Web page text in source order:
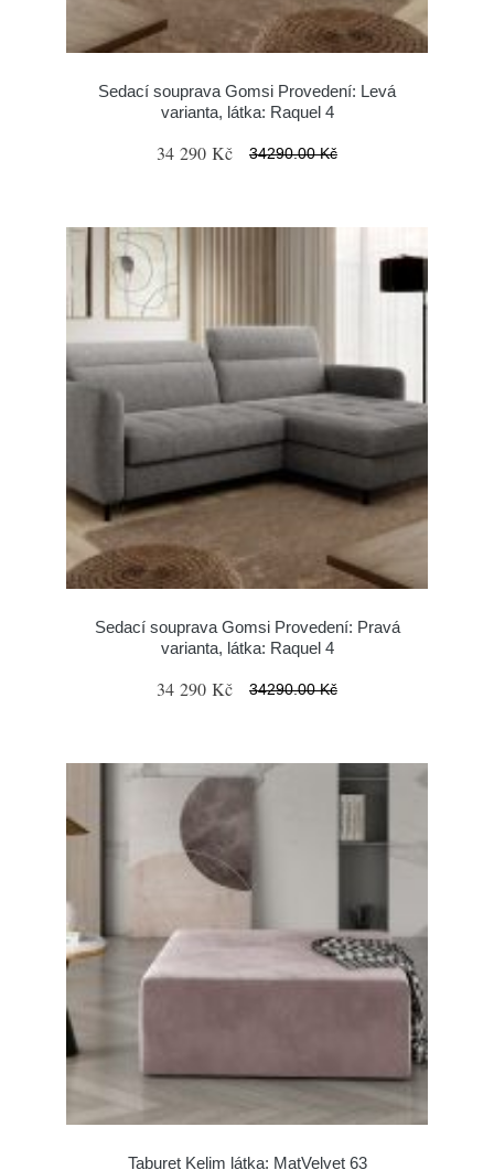
Sedací souprava Gomsi Provedení: Levá
varianta, látka: Raquel 4
34 290 Kč 34290.00 Kč
Sedací souprava Gomsi Provedení: Pravá
varianta, látka: Raquel 4
34 290 Kč 34290.00 Kč
Taburet Kelim látka: MatVelvet 63